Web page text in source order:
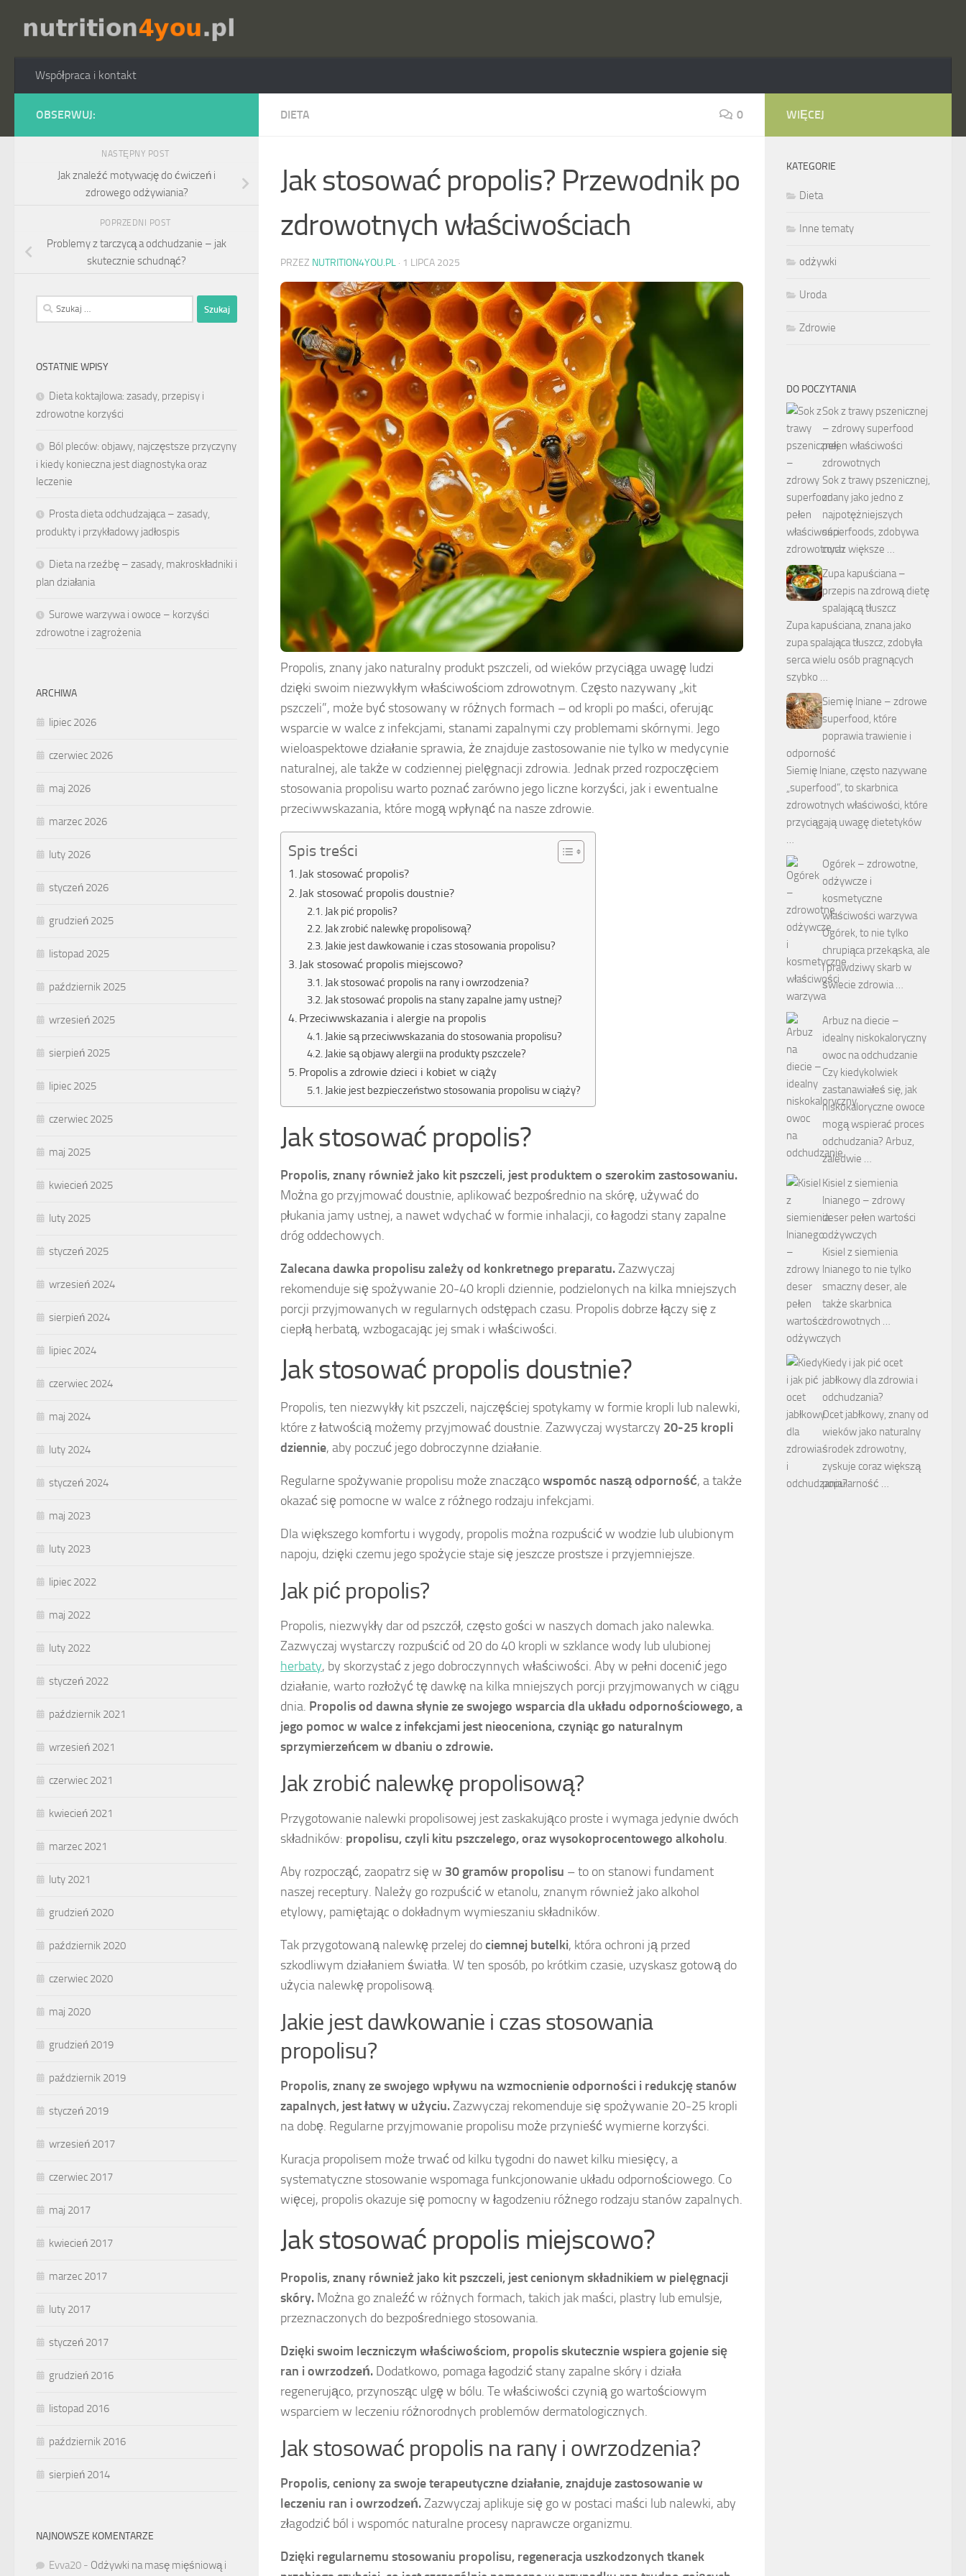
Przejdź do treści
Współpraca i kontakt
DIETA 0
Jak stosować propolis? Przewodnik po
zdrowotnych właściwościach
PRZEZ NUTRITION4YOU.PL · 1 LIPCA 2025
Propolis, znany jako naturalny produkt pszczeli, od wieków przyciąga uwagę ludzi
dzięki swoim niezwykłym właściwościom zdrowotnym. Często nazywany „kit
pszczeli”, może być stosowany w różnych formach – od kropli po maści, oferując
wsparcie w walce z infekcjami, stanami zapalnymi czy problemami skórnymi. Jego
wieloaspektowe działanie sprawia, że znajduje zastosowanie nie tylko w medycynie
naturalnej, ale także w codziennej pielęgnacji zdrowia. Jednak przed rozpoczęciem
stosowania propolisu warto poznać zarówno jego liczne korzyści, jak i ewentualne
przeciwwskazania, które mogą wpłynąć na nasze zdrowie.
Spis treści
Jak stosować propolis?
Jak stosować propolis doustnie?
Jak pić propolis?
Jak zrobić nalewkę propolisową?
Jakie jest dawkowanie i czas stosowania propolisu?
Jak stosować propolis miejscowo?
Jak stosować propolis na rany i owrzodzenia?
Jak stosować propolis na stany zapalne jamy ustnej?
Przeciwwskazania i alergie na propolis
Jakie są przeciwwskazania do stosowania propolisu?
Jakie są objawy alergii na produkty pszczele?
Propolis a zdrowie dzieci i kobiet w ciąży
Jakie jest bezpieczeństwo stosowania propolisu w ciąży?
Jak stosować propolis?
Propolis, znany również jako kit pszczeli, jest produktem o szerokim zastosowaniu.
Można go przyjmować doustnie, aplikować bezpośrednio na skórę, używać do
płukania jamy ustnej, a nawet wdychać w formie inhalacji, co łagodzi stany zapalne
dróg oddechowych.
Zalecana dawka propolisu zależy od konkretnego preparatu.Zazwyczaj
rekomenduje się spożywanie 20-40 kropli dziennie, podzielonych na kilka mniejszych
porcji przyjmowanych w regularnych odstępach czasu. Propolis dobrze łączy się z
ciepłą herbatą, wzbogacając jej smak i właściwości.
Jak stosować propolis doustnie?
Propolis, ten niezwykły kit pszczeli, najczęściej spotykamy w formie kropli lub nalewki,
które z łatwością możemy przyjmować doustnie. Zazwyczaj wystarczy 20-25 kropli
dziennie, aby poczuć jego dobroczynne działanie.
Regularne spożywanie propolisu może znaczącowspomóc naszą odporność, a także
okazać się pomocne w walce z różnego rodzaju infekcjami.
Dla większego komfortu i wygody, propolis można rozpuścić w wodzie lub ulubionym
napoju, dzięki czemu jego spożycie staje się jeszcze prostsze i przyjemniejsze.
Jak pić propolis?
Propolis, niezwykły dar od pszczół, często gości w naszych domach jako nalewka.
Zazwyczaj wystarczy rozpuścić od 20 do 40 kropli w szklance wody lub ulubionej
herbaty, by skorzystać z jego dobroczynnych właściwości. Aby w pełni docenić jego
działanie, warto rozłożyć tę dawkę na kilka mniejszych porcji przyjmowanych w ciągu
dnia. Propolis od dawna słynie ze swojego wsparcia dla układu odpornościowego, a
jego pomoc w walce z infekcjami jest nieoceniona, czyniąc go naturalnym
sprzymierzeńcem w dbaniu o zdrowie.
Jak zrobić nalewkę propolisową?
Przygotowanie nalewki propolisowej jest zaskakująco proste i wymaga jedynie dwóch
składników: propolisu, czyli kitu pszczelego, oraz wysokoprocentowego alkoholu.
Aby rozpocząć, zaopatrz się w 30 gramów propolisu – to on stanowi fundament
naszej receptury. Należy go rozpuścić w etanolu, znanym również jako alkohol
etylowy, pamiętając o dokładnym wymieszaniu składników.
Tak przygotowaną nalewkę przelej dociemnej butelki, która ochroni ją przed
szkodliwym działaniem światła. W ten sposób, po krótkim czasie, uzyskasz gotową do
użycia nalewkę propolisową.
Jakie jest dawkowanie i czas stosowania
propolisu?
Propolis, znany ze swojego wpływu na wzmocnienie odporności i redukcję stanów
zapalnych, jest łatwy w użyciu.Zazwyczaj rekomenduje się spożywanie 20-25 kropli
na dobę. Regularne przyjmowanie propolisu może przynieść wymierne korzyści.
Kuracja propolisem może trwać od kilku tygodni do nawet kilku miesięcy, a
systematyczne stosowanie wspomaga funkcjonowanie układu odpornościowego. Co
więcej, propolis okazuje się pomocny w łagodzeniu różnego rodzaju stanów zapalnych.
Jak stosować propolis miejscowo?
Propolis, znany również jako kit pszczeli, jest cenionym składnikiem w pielęgnacji
skóry. Można go znaleźć w różnych formach, takich jak maści, plastry lub emulsje,
przeznaczonych do bezpośredniego stosowania.
Dzięki swoim leczniczym właściwościom, propolis skutecznie wspiera gojenie się
ran i owrzodzeń. Dodatkowo, pomaga łagodzić stany zapalne skóry i działa
regenerująco, przynosząc ulgę w bólu. Te właściwości czynią go wartościowym
wsparciem w leczeniu różnorodnych problemów dermatologicznych.
Jak stosować propolis na rany i owrzodzenia?
Propolis, ceniony za swoje terapeutyczne działanie, znajduje zastosowanie w
leczeniu ran i owrzodzeń.Zazwyczaj aplikuje się go w postaci maści lub nalewki, aby
złagodzić ból i wspomóc naturalne procesy naprawcze organizmu.
Dzięki regularnemu stosowaniu propolisu, regeneracja uszkodzonych tkanek
OBSERWUJ:
NASTĘPNY POST
Jak znaleźć motywację do ćwiczeń i
zdrowego odżywiania?
POPRZEDNI POST
Problemy z tarczycą a odchudzanie – jak
skutecznie schudnąć?
Szukaj:
OSTATNIE WPISY
Dieta koktajlowa: zasady, przepisy i
zdrowotne korzyści
Ból pleców: objawy, najczęstsze przyczyny
i kiedy konieczna jest diagnostyka oraz
leczenie
Prosta dieta odchudzająca – zasady,
produkty i przykładowy jadłospis
Dieta na rzeźbę – zasady, makroskładniki i
plan działania
Surowe warzywa i owoce – korzyści
zdrowotne i zagrożenia
ARCHIWA
lipiec 2026
czerwiec 2026
maj 2026
marzec 2026
luty 2026
styczeń 2026
grudzień 2025
listopad 2025
październik 2025
wrzesień 2025
sierpień 2025
lipiec 2025
czerwiec 2025
maj 2025
kwiecień 2025
luty 2025
styczeń 2025
wrzesień 2024
sierpień 2024
lipiec 2024
czerwiec 2024
maj 2024
luty 2024
styczeń 2024
maj 2023
luty 2023
lipiec 2022
maj 2022
luty 2022
styczeń 2022
październik 2021
wrzesień 2021
czerwiec 2021
kwiecień 2021
marzec 2021
luty 2021
grudzień 2020
październik 2020
czerwiec 2020
maj 2020
grudzień 2019
październik 2019
styczeń 2019
wrzesień 2017
czerwiec 2017
maj 2017
kwiecień 2017
marzec 2017
luty 2017
styczeń 2017
grudzień 2016
listopad 2016
październik 2016
sierpień 2014
NAJNOWSZE KOMENTARZE
Evva20 - Odżywki na masę mięśniową i
WIĘCEJ
KATEGORIE
Dieta
Inne tematy
odżywki
Uroda
Zdrowie
DO POCZYTANIA
Sok z trawy pszenicznej
– zdrowy superfood
pełen właściwości
zdrowotnych
Sok z trawy pszenicznej,
znany jako jedno z
najpotężniejszych
superfoods, zdobywa
coraz większe …
Zupa kapuściana –
przepis na zdrową dietę
spalającą tłuszcz
Zupa kapuściana, znana jako
zupa spalająca tłuszcz, zdobyła
serca wielu osób pragnących
szybko …
Siemię lniane – zdrowe
superfood, które
poprawia trawienie i
odporność
Siemię lniane, często nazywane
„superfood”, to skarbnica
zdrowotnych właściwości, które
przyciągają uwagę dietetyków
…
Ogórek – zdrowotne,
odżywcze i
kosmetyczne
właściwości warzywa
Ogórek, to nie tylko
chrupiąca przekąska, ale
i prawdziwy skarb w
świecie zdrowia …
Arbuz na diecie –
idealny niskokaloryczny
owoc na odchudzanie
Czy kiedykolwiek
zastanawiałeś się, jak
niskokaloryczne owoce
mogą wspierać proces
odchudzania? Arbuz,
zaledwie …
Kisiel z siemienia
lnianego – zdrowy
deser pełen wartości
odżywczych
Kisiel z siemienia
lnianego to nie tylko
smaczny deser, ale
także skarbnica
zdrowotnych …
Kiedy i jak pić ocet
jabłkowy dla zdrowia i
odchudzania?
Ocet jabłkowy, znany od
wieków jako naturalny
środek zdrowotny,
zyskuje coraz większą
popularność …